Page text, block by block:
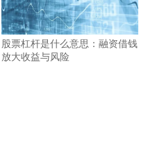
股票杠杆是什么意思：融资借钱
放大收益与风险